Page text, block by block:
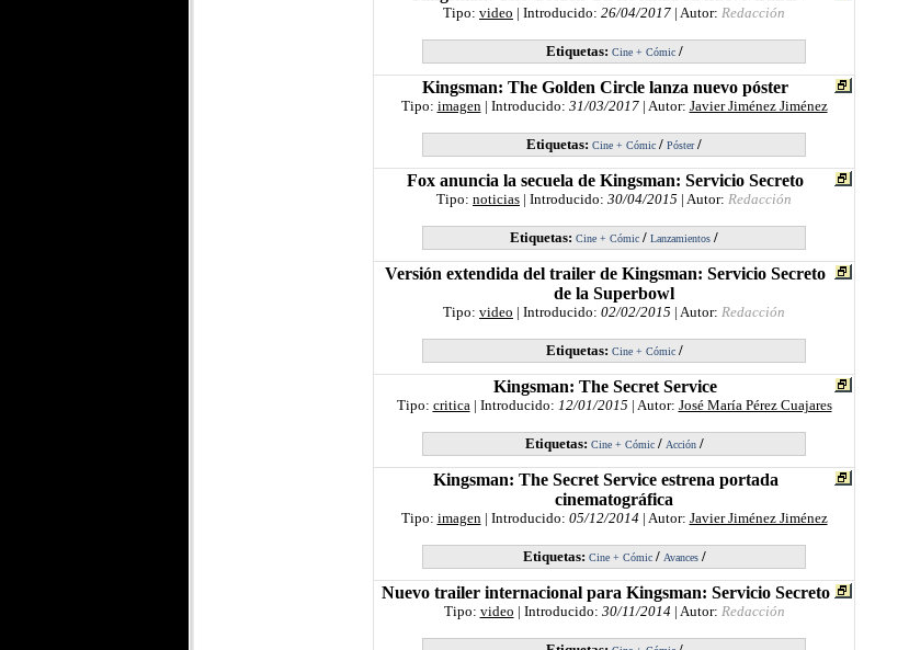
Tipo: video | Introducido: 26/04/2017 | Autor: Redacción
Etiquetas: Cine + Cómic/
Kingsman: The Golden Circle lanza nuevo póster
Tipo: imagen| Introducido: 31/03/2017| Autor: Javier Jiménez Jiménez
Etiquetas: Cine + Cómic / Póster/
Fox anuncia la secuela de Kingsman: Servicio Secreto
Tipo: noticias | Introducido: 30/04/2015 | Autor: Redacción
Etiquetas: Cine + Cómic / Lanzamientos /
Versión extendida del trailer de Kingsman: Servicio Secreto
de la Superbowl
Tipo: video | Introducido: 02/02/2015 | Autor: Redacción
Etiquetas: Cine + Cómic/
Kingsman: The Secret Service
Tipo: critica| Introducido: 12/01/2015 | Autor: José María Pérez Cuajares
Etiquetas: Cine + Cómic/ Acción/
Kingsman: The Secret Service estrena portada
cinematográfica
Tipo: imagen| Introducido: 05/12/2014| Autor: Javier Jiménez Jiménez
Etiquetas: Cine + Cómic/ Avances/
Nuevo trailer internacional para Kingsman: Servicio Secreto
Tipo: video | Introducido: 30/11/2014| Autor: Redacción